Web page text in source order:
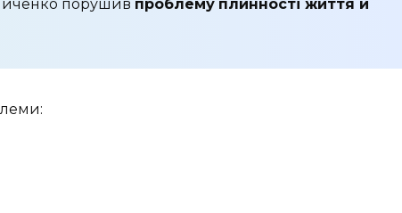
порушив проблему плинності життя й